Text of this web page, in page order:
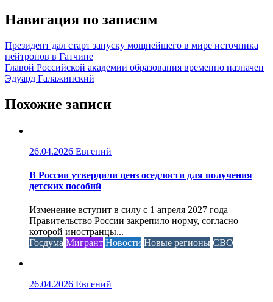
Навигация по записям
Президент дал старт запуску мощнейшего в мире источника
нейтронов в Гатчине
Главой Российской академии образования временно назначен
Эдуард Галажинский
Похожие записи
26.04.2026 Евгений
В России утвердили ценз оседлости для получения
детских пособий
Изменение вступит в силу с 1 апреля 2027 года
Правительство России закрепило норму, согласно
которой иностранцы...
Госдума Мигрант Новости Новые регионы СВО
26.04.2026 Евгений